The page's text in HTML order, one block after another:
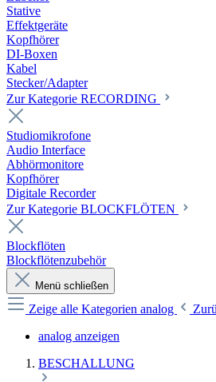
Stative
Effektgeräte
Kopfhörer
DI-Boxen
Kabel
Stecker/Adapter
Zur Kategorie RECORDING
Studiomikrofone
Audio Interface
Abhörmonitore
Kopfhörer
Digitale Recorder
Zur Kategorie BLOCKFLÖTEN
Blockflöten
Blockflötenzubehör
Menü schließen
Zeige alle Kategorien analog
analog anzeigen
BESCHALLUNG